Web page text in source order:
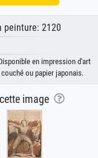
peinture: 2120
en impression d'art
ou papier japonais.
image